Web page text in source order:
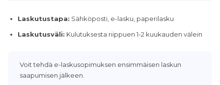
Laskutustapa: Sähköposti, e-lasku, paperilasku
Laskutusväli: Kulutuksesta riippuen 1-2 kuukauden välein
Voit tehdä e-laskusopimuksen ensimmäisen laskun
saapumisen jälkeen.